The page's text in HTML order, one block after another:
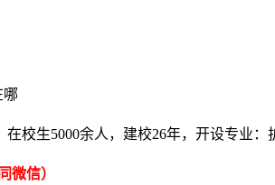
哪
校生5000余人，建校26年，开设专业：
同微信）